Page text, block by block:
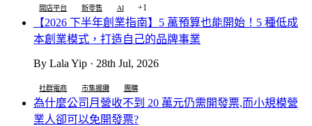
開店平台 新零售 AI +1
【2026 下半年創業指南】5 萬預算也能開始！5 種低成
本創業模式，打造自己的品牌事業
By Lala Yip · 28th Jul, 2026
社群電商 市集擺攤 團購
為什麼公司月營收不到 20 萬元仍需開發票,而小規模營
業人卻可以免開發票?